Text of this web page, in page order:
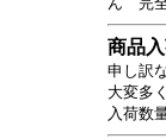
商品
申し訳
大変多
入荷数